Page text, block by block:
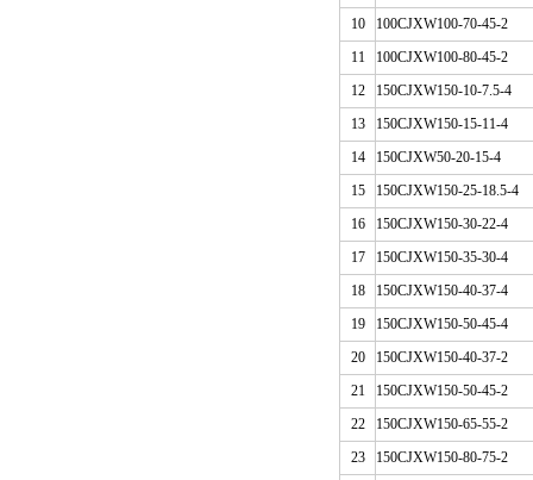
10
100CJXW100-70-45-2
11
100CJXW100-80-45-2
12
150CJXW150-10-7.5-4
13
150CJXW150-15-11-4
14
150CJXW50-20-15-4
15
150CJXW150-25-18.5-4
16
150CJXW150-30-22-4
17
150CJXW150-35-30-4
18
150CJXW150-40-37-4
19
150CJXW150-50-45-4
20
150CJXW150-40-37-2
21
150CJXW150-50-45-2
22
150CJXW150-65-55-2
23
150CJXW150-80-75-2